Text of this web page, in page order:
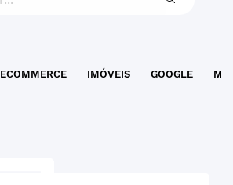
ECOMMERCE IMÓVEIS GOOGLE